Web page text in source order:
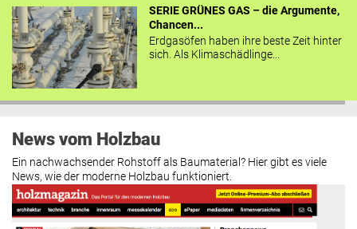
SERIE GRÜNES GAS – die Argumente,
Chancen...
Erdgasöfen haben ihre beste Zeit hinter
sich. Als Klimaschädlinge...
News vom Holzbau
Ein nachwachsender Rohstoff als Baumaterial? Hier gibt es viele
News, wie der moderne Holzbau funktioniert.